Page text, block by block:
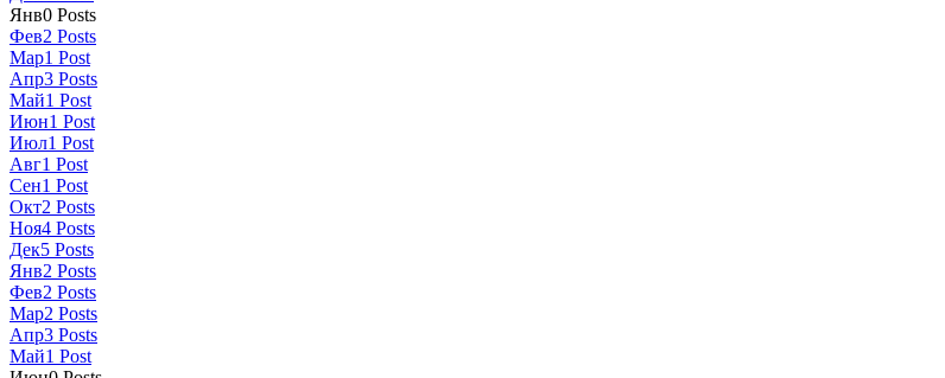
Янв0 Posts
Фев2 Posts
Мар1 Post
Апр3 Posts
Май1 Post
Июн1 Post
Июл1 Post
Авг1 Post
Сен1 Post
Окт2 Posts
Ноя4 Posts
Дек5 Posts
Янв2 Posts
Фев2 Posts
Мар2 Posts
Апр3 Posts
Май1 Post